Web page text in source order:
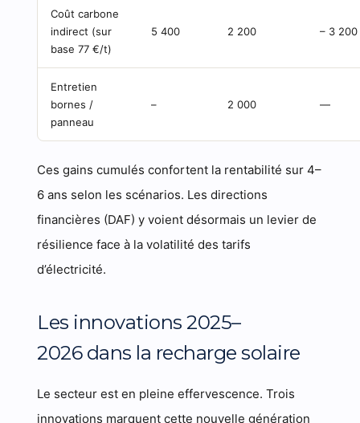
Coût carbone
indirect (sur
base 77 €/t)
5 400 2 200 – 3 200
Entretien
bornes /
panneau
– 2 000 —
Ces gains cumulés confortent la rentabilité sur 4–
6 ans selon les scénarios. Les directions
financières (DAF) y voient désormais un levier de
résilience face à la volatilité des tarifs
d’électricité.
Les innovations 2025–
2026 dans la recharge solaire
Le secteur est en pleine effervescence. Trois
innovations marquent cette nouvelle génération